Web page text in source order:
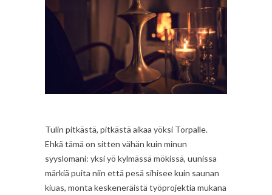
Tulin pitkästä, pitkästä aikaa yöksi Torpalle.
Ehkä tämä on sitten vähän kuin minun
syyslomani: yksi yö kylmässä mökissä, uunissa
märkiä puita niin että pesä sihisee kuin saunan
kiuas, monta keskeneräistä työprojektia mukana